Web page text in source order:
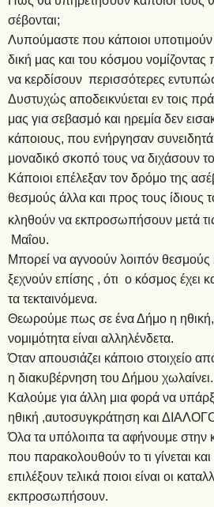
σέβονται;
Λυπούμαστε που κάποιοι
δική μας και του κόσμου
να κερδίσουν περισσότερες
Δυστυχώς αποδεικνύεται εν τοις
μας για σεβασμό και ηρεμία δεν
κάποιους, που ενήργησαν
μοναδικό σκοπό τους να διχάσουν
Κάποιοι επέλεξαν τον δρόμο της
θεσμούς άλλα και προς τους ίδιους
κληθούν να εκπροσωπήσουν μετά
Μαΐου.
Μπορεί να αγνοούν λοιπόν θεσμούς
ξεχνούν επίσης , ότι ο κόσμος έχει
τα τεκταινόμενα.
Θεωρούμε πως σε ένα Δήμο η
νομιμότητα είναι αλληλένδετα.
Όταν απουσιάζει κάποιο στοιχείο
η διακυβέρνηση του Δήμου χωλαίνει.
Καλούμε για άλλη μια φορά να
ηθική ,αυτοσυγκράτηση και
Όλα τα υπόλοιπα τα αφήνουμε στην
που παρακολουθούν το τι γίνεται
επιλέξουν τελικά ποιοι είναι οι
εκπροσωπήσουν.